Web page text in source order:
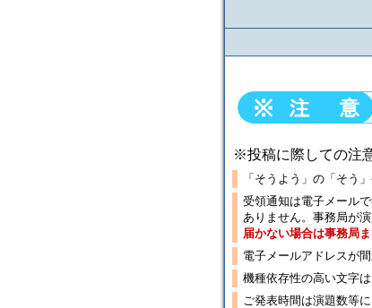
※投稿に際しての注
「そうよう」の「そう
受領通知は電子メール
ありません。事務局が
届かない場合は事務局
電子メールアドレスが
機種依存性の高い文字
ご発表時間は演題数等